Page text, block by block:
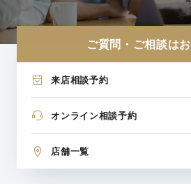
ご質問・ご相談は
来店相談予約
オンライン相談予約
店舗一覧